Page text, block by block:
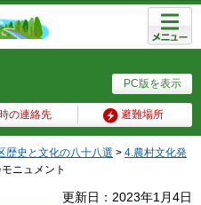
PC版を表示
の連絡先 避難場所
メニュ
ー
歴史と文化の八十八選 > 4.農村文化発
ニュメント
更新日：2023年1月4日